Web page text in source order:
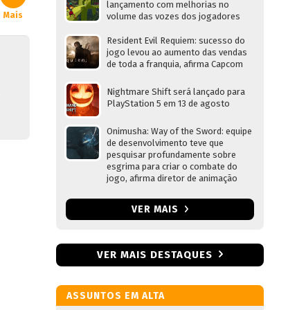
Mais
lançamento com melhorias no
volume das vozes dos jogadores
Resident Evil Requiem: sucesso do
jogo levou ao aumento das vendas
de toda a franquia, afirma Capcom
Nightmare Shift será lançado para
PlayStation 5 em 13 de agosto
Onimusha: Way of the Sword: equipe
de desenvolvimento teve que
pesquisar profundamente sobre
esgrima para criar o combate do
jogo, afirma diretor de animação
VER MAIS
VER MAIS DESTAQUES
ASSUNTOS EM ALTA